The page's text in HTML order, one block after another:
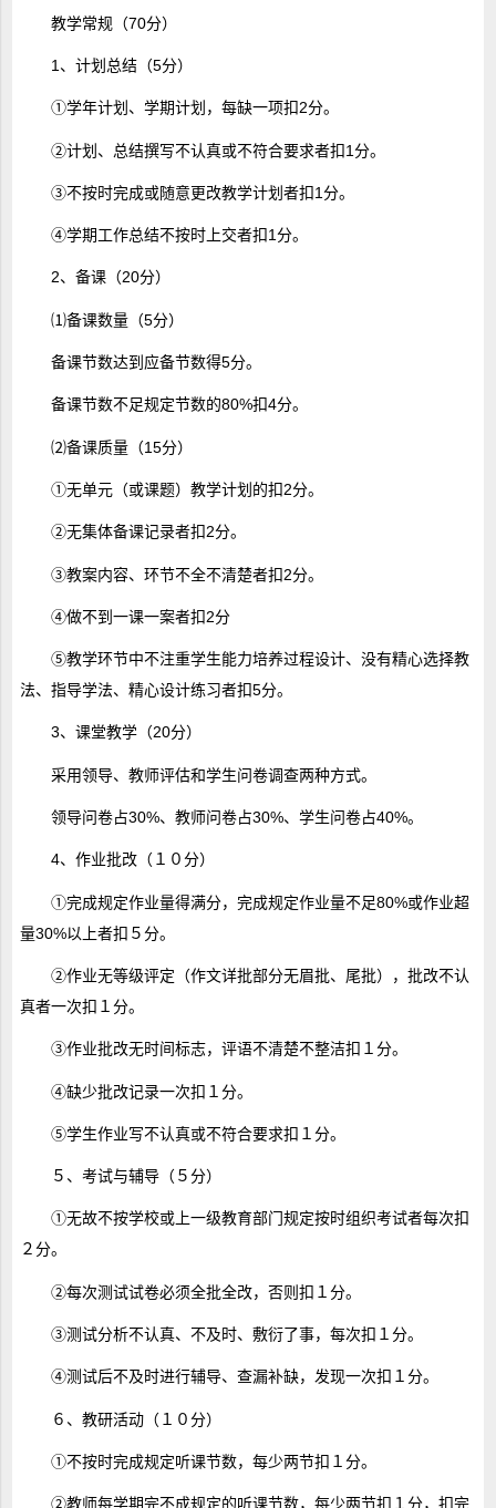
教学常规（70分）
1、计划总结（5分）
①学年计划、学期计划，每缺一项扣2分。
②计划、总结撰写不认真或不符合要求者扣1分。
③不按时完成或随意更改教学计划者扣1分。
④学期工作总结不按时上交者扣1分。
2、备课（20分）
⑴备课数量（5分）
备课节数达到应备节数得5分。
备课节数不足规定节数的80%扣4分。
⑵备课质量（15分）
①无单元（或课题）教学计划的扣2分。
②无集体备课记录者扣2分。
③教案内容、环节不全不清楚者扣2分。
④做不到一课一案者扣2分
⑤教学环节中不注重学生能力培养过程设计、没有精心选择教
法、指导学法、精心设计练习者扣5分。
3、课堂教学（20分）
采用领导、教师评估和学生问卷调查两种方式。
领导问卷占30%、教师问卷占30%、学生问卷占40%。
4、作业批改（１０分）
①完成规定作业量得满分，完成规定作业量不足80%或作业超
量30%以上者扣５分。
②作业无等级评定（作文详批部分无眉批、尾批），批改不认
真者一次扣１分。
③作业批改无时间标志，评语不清楚不整洁扣１分。
④缺少批改记录一次扣１分。
⑤学生作业写不认真或不符合要求扣１分。
５、考试与辅导（５分）
①无故不按学校或上一级教育部门规定按时组织考试者每次扣
２分。
②每次测试试卷必须全批全改，否则扣１分。
③测试分析不认真、不及时、敷衍了事，每次扣１分。
④测试后不及时进行辅导、查漏补缺，发现一次扣１分。
６、教研活动（１０分）
①不按时完成规定听课节数，每少两节扣１分。
②教师每学期完不成规定的听课节数，每少两节扣１分，扣完